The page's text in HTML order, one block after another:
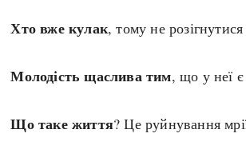
Хто вже кулак, тому не
Молодість щаслива тим, що у неї
Що таке життя? Це руйнування